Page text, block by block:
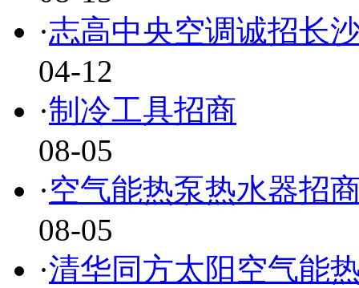
·志高中央空调诚招长
04-12
·制冷工具招商
08-05
·空气能热泵热水器招
08-05
·清华同方太阳空气能